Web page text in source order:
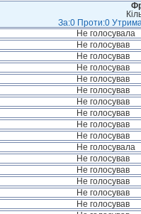
За:0 Проти:0
Не голосувала
Не голосував
Не голосував
Не голосував
Не голосував
Не голосував
Не голосував
Не голосував
Не голосував
Не голосував
Не голосувала
Не голосував
Не голосував
Не голосував
Не голосував
Не голосував